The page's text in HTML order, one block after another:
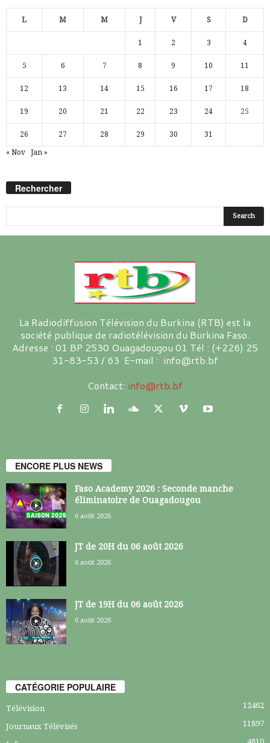
L M M J V S D
1 2 3 4
5 6 7 8 9 10 11
12 13 14 15 16 17 18
19 20 21 22 23 24 25
26 27 28 29 30 31
« Nov Jan »
Rechercher
La Radiodiffusion Télévision du Burkina (RTB) est la
société publique de radiotélévision du Burkina Faso.
Adresse : 01 BP 2530 Ouagadougou 01 Tél : (+226) 25
31-83-53 / 63 E-mail : info@rtb.bf
Contact: info@rtb.bf
ENCORE PLUS NEWS
Faso Academy 2026 : Seconde manche
éliminatoire de Ouagadougou
6 août 2026
JT de 20H du 06 août 2026
6 août 2026
JT de 19H du 06 août 2026
6 août 2026
CATÉGORIE POPULAIRE
Télévision 12462
Journaux Télévisés 11897